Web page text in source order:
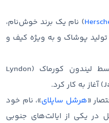
) نام یک برند خوش‌نام،
تولید پوشاک و به ویژه کیف و
این شرکت در سال ۲۰۰۹ توسط لیندون کورماک (Lyndon
«هرشل ساپلای»، نام خود
در یکی از ایالت‌های جنوبی